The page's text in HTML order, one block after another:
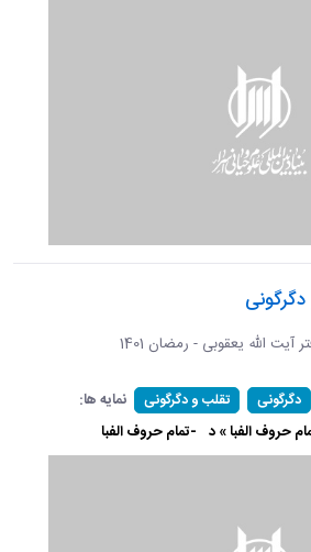
آیت الله یعقوبی - رمضان 1401
دگرگونی تقلب و دگرگونی
نمایه ها:
حروف الفبا » د -تمام حروف الفبا